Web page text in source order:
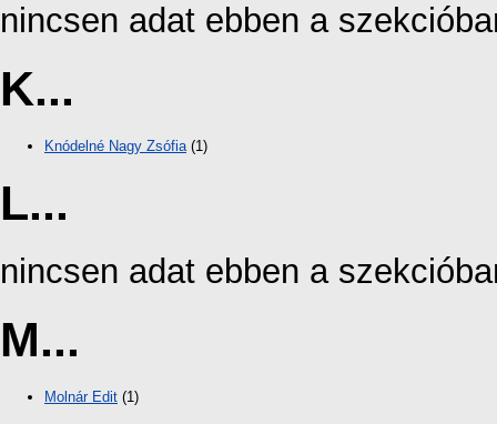
nincsen adat ebben a
K...
Knódelné Nagy Zsófia(1)
L...
nincsen adat ebben a
M...
Molnár Edit (1)